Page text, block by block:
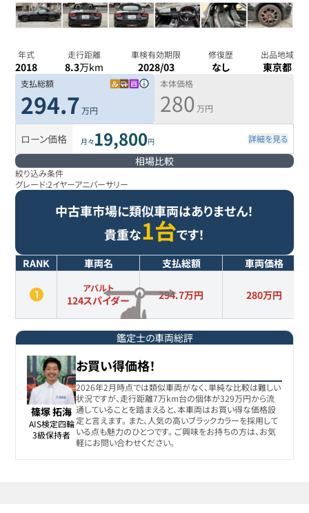
年式
2018
走行距離
8.3万km
車検有効期限
2028/03
修復歴
なし
出品地域
東京都
支払総額
294.7 万円
本体価格
280 万円
ローン価格 月々19,800円 詳細を見る
相場比較
絞り込み条件
グレード:2イヤーアニバーサリー
中古車市場に類似車両はありません！
貴重な1台です！
RANK 車両名 支払総額 車両価格
アバルト
124スパイダー 294.7万円 280万円
鑑定士の車両総評
篠塚 拓海
AIS検定四輪
3級保持者
お買い得価格！
2026年2月時点では類似車両がなく、単純な比較は難しい
状況ですが、走行距離7万km台の個体が329万円から流
通していることを踏まえると、本車両はお買い得な価格設
定と言えます。 また、人気の高いブラックカラーを採用して
いる点も魅力のひとつです。 ご興味をお持ちの方は、お気
軽にお問い合わせください。